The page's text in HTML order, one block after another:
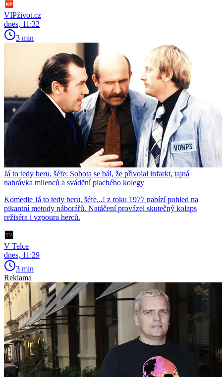
VIPživot.cz
dnes, 11:32
3 min
Já to tedy beru, šéfe: Sobota se bál, že přivolal infarkt, tajná
nahrávka milenců a svádění plachého kolegy
Komedie Já to tedy beru, šéfe...! z roku 1977 nabízí pohled na
pikantní metody náborářů. Natáčení provázel skutečný kolaps
režiséra i vzpoura herců.
V Telce
dnes, 11:29
3 min
Reklama